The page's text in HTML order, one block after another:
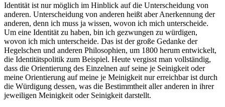
Identität ist nur möglich im Hinblick auf die Unterscheidung von
anderen. Unterscheidung von anderen heißt aber Anerkennung der
anderen, denn ich muss ja wissen, wovon ich mich unterscheide.
Um eine Identität zu haben, bin ich gezwungen zu würdigen,
wovon ich mich unterscheide. Das ist der große Gedanke der
Hegelschen und anderen Philosophien, um 1800 herum entwickelt,
die Identitätspolitik zum Beispiel. Heute vergisst man vollständig,
dass die Orientierung des Einzelnen auf seine je Seinigkeit oder
meine Orientierung auf meine je Meinigkeit nur erreichbar ist durch
die Würdigung dessen, was die Bestimmtheit aller anderen in ihrer
jeweiligen Meinigkeit oder Seinigkeit darstellt.